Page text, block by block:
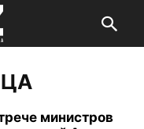
ЦА
министров